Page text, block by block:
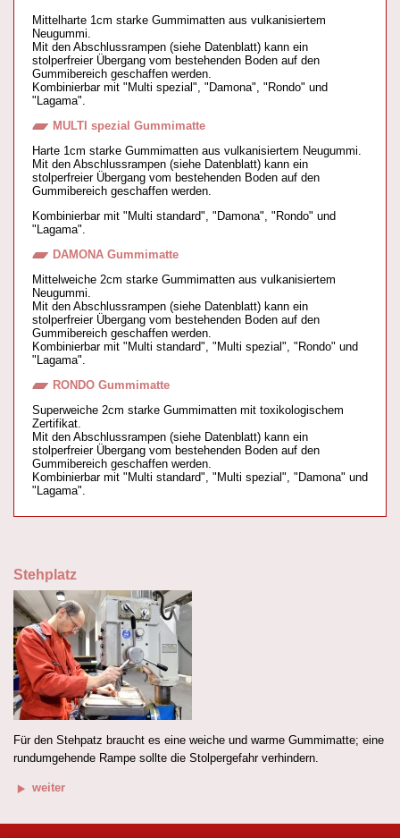
Mittelharte 1cm starke Gummimatten aus vulkanisiertem
Neugummi.
Mit den Abschlussrampen (siehe Datenblatt) kann ein
stolperfreier Übergang vom bestehenden Boden auf den
Gummibereich geschaffen werden.
Kombinierbar mit "Multi spezial", "Damona", "Rondo" und
"Lagama".
MULTI spezial Gummimatte
Harte 1cm starke Gummimatten aus vulkanisiertem Neugummi.
Mit den Abschlussrampen (siehe Datenblatt) kann ein
stolperfreier Übergang vom bestehenden Boden auf den
Gummibereich geschaffen werden.
Kombinierbar mit "Multi standard", "Damona", "Rondo" und
"Lagama".
DAMONA Gummimatte
Mittelweiche 2cm starke Gummimatten aus vulkanisiertem
Neugummi.
Mit den Abschlussrampen (siehe Datenblatt) kann ein
stolperfreier Übergang vom bestehenden Boden auf den
Gummibereich geschaffen werden.
Kombinierbar mit "Multi standard", "Multi spezial", "Rondo" und
"Lagama".
RONDO Gummimatte
Superweiche 2cm starke Gummimatten mit toxikologischem
Zertifikat.
Mit den Abschlussrampen (siehe Datenblatt) kann ein
stolperfreier Übergang vom bestehenden Boden auf den
Gummibereich geschaffen werden.
Kombinierbar mit "Multi standard", "Multi spezial", "Damona" und
"Lagama".
Stehplatz
Für den Stehpatz braucht es eine weiche und warme Gummimatte; eine
rundumgehende Rampe sollte die Stolpergefahr verhindern.
weiter